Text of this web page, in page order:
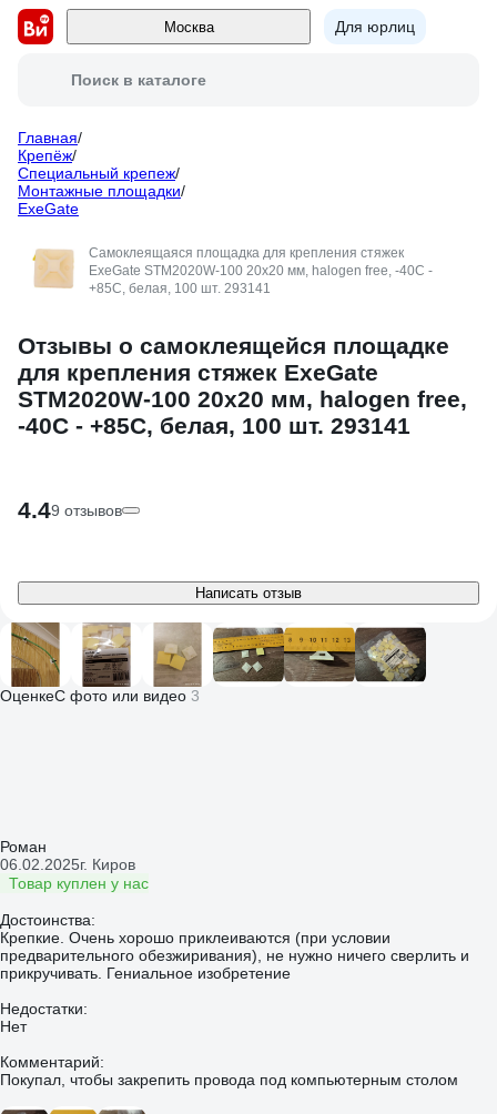
Москва Для юрлиц
Поиск в каталоге
Главная/
Крепёж/
Специальный крепеж/
Монтажные площадки/
ExeGate
Самоклеящаяся площадка для крепления стяжек
ExeGate STM2020W-100 20x20 мм, halogen free, -40C -
+85C, белая, 100 шт. 293141
Отзывы о самоклеящейся площадке
для крепления стяжек ExeGate
STM2020W-100 20x20 мм, halogen free,
-40C - +85C, белая, 100 шт. 293141
4.49 отзывов
Написать отзыв
ОценкеС фото или видео 3
Роман
06.02.2025г. Киров
Товар куплен у нас
Достоинства:
Крепкие. Очень хорошо приклеиваются (при условии
предварительного обезжиривания), не нужно ничего сверлить и
прикручивать. Гениальное изобретение
Недостатки:
Нет
Комментарий:
Покупал, чтобы закрепить провода под компьютерным столом